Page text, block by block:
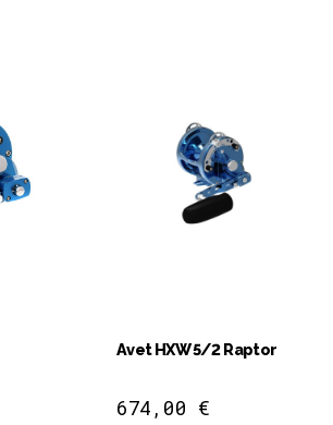
Avet HXW 5/2 Raptor
674,00 €